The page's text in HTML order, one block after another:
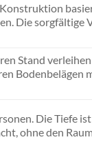
Die
Stand
Bodenbelägen
Die Tiefe
ohne den